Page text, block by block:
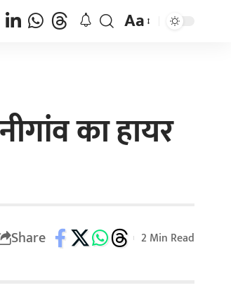
Aa
का हायर
Share 2 Min Read